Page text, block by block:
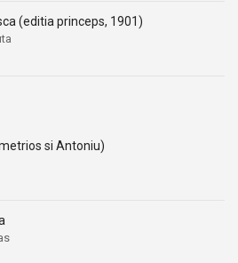
(editia princeps, 1901)
si Antoniu)